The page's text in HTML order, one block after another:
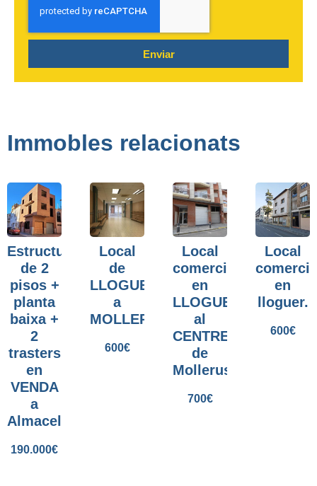
Enviar
Immobles relacionats
Estructura
de 2
pisos +
planta
baixa +
2
trasters
en
VENDA
a
Almacelles.
190.000€
Local
de
LLOGUER
a
MOLLERUSSA.
600€
Local
comercial
en
LLOGUER
al
CENTRE
de
Mollerussa.
700€
Local
en
lloguer.
600€